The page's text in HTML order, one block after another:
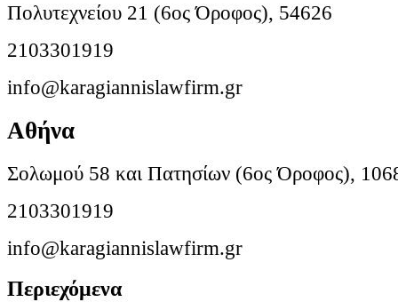
Πολυτεχνείου 21 (6ος Όροφος), 54626
2103301919
info@karagiannislawfirm.gr
Αθήνα
Σολωμού 58 και Πατησίων (6ος Όροφος),
2103301919
info@karagiannislawfirm.gr
Περιεχόμενα